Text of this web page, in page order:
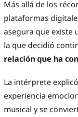
Más allá de los
plataformas
asegura que existe
la que decidió
relación que ha
La intérprete
experiencia
musical y se